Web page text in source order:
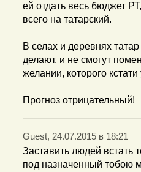
ей отдать весь бюджет
всего на татарский.
В селах и деревнях
делают, и не смогут
желании, которого кстати
Прогноз отрицательный!
Guest, 24.07.2015 в 18:21
Заставить людей встать
под назначенный тобою